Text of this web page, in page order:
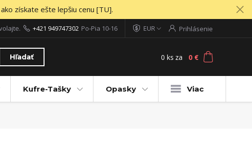
získate ešte lepšiu cenu [TU].
EUR Prihlásenie
Hľadať
+421 949747302 Po-Pia 10-16
0 ks za 0 €
Kufre-Tašky Opasky Viac